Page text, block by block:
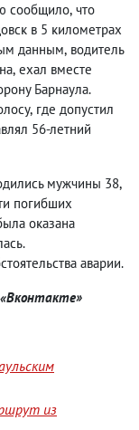
сообщило, что
в 5 километрах
данным, водитель
, ехал вместе
Барнаула.
, где допустил
56-летний
мужчины 38,
погибших
оказана
аварии.
из